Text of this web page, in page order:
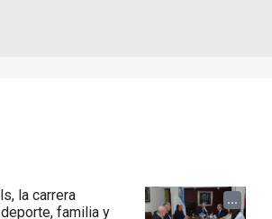
la carrera
familia y
...